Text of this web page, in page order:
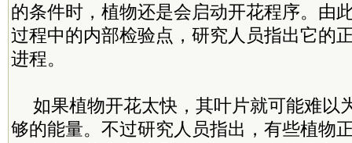
的条件时，植物还是会启动开花程序。由
过程中的内部检验点，研究人员指出它的
进程。
如果植物开花太快，其叶片就可能难以
够的能量。不过研究人员指出，有些植物